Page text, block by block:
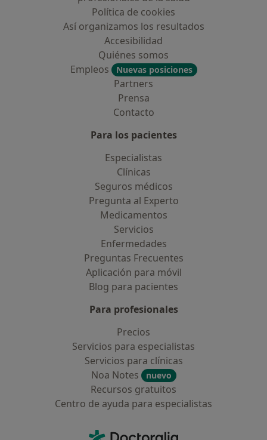
Política de cookies
Así organizamos los resultados
Accesibilidad
Quiénes somos
Empleos
Nuevas posiciones
Partners
Prensa
Contacto
Para los pacientes
Especialistas
Clínicas
Seguros médicos
Pregunta al Experto
Medicamentos
Servicios
Enfermedades
Preguntas Frecuentes
Aplicación para móvil
Blog para pacientes
Para profesionales
Precios
Servicios para especialistas
Servicios para clínicas
Noa Notes
nuevo
Recursos gratuitos
Centro de ayuda para especialistas
Doctoralia - Página de inicio